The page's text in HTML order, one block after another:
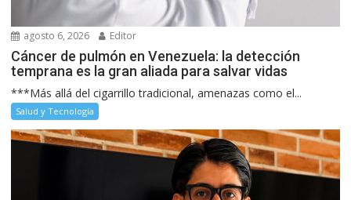
agosto 6, 2026 Editor
Cáncer de pulmón en Venezuela: la detección
temprana es la gran aliada para salvar vidas
***Más allá del cigarrillo tradicional, amenazas como el...
Salud y Tecnología